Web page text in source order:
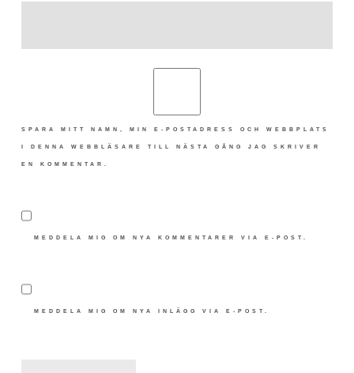
SPARA MITT NAMN, MIN E-POSTADRESS OCH WEBBPLATS
I DENNA WEBBLÄSARE TILL NÄSTA GÅNG JAG SKRIVER
EN KOMMENTAR.
MEDDELA MIG OM NYA KOMMENTARER VIA E-POST.
MEDDELA MIG OM NYA INLÄGG VIA E-POST.